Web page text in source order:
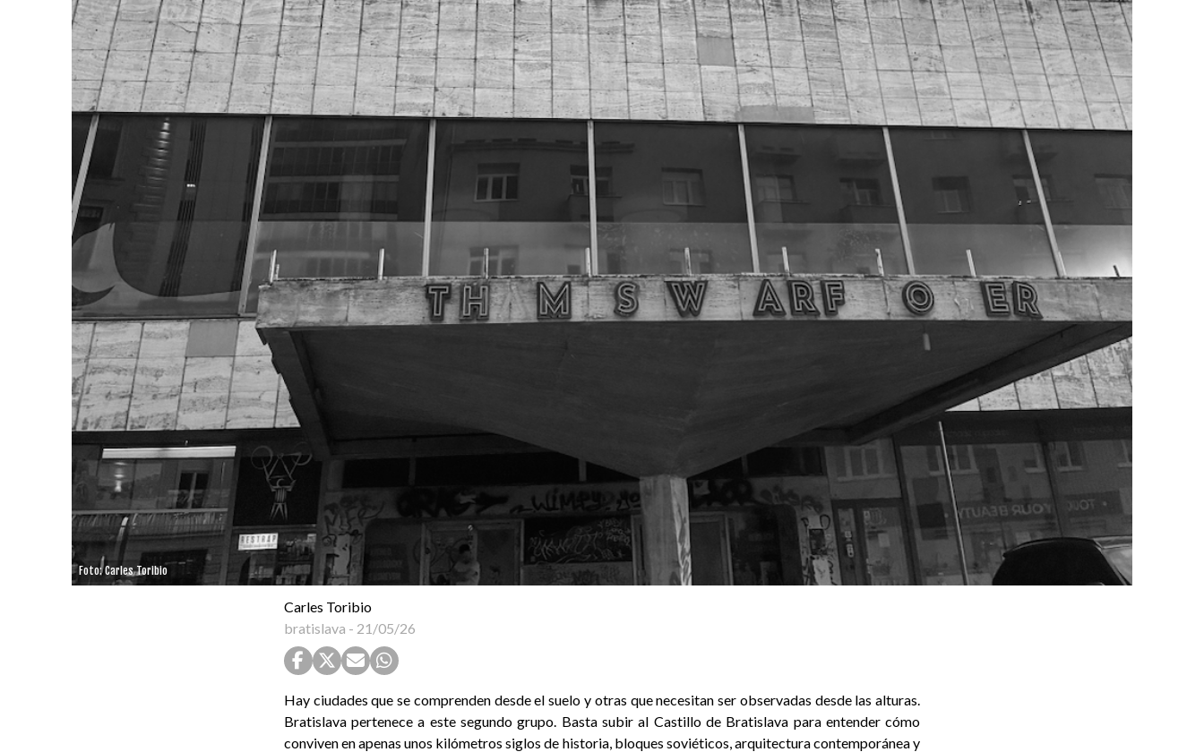
Foto: Carles Toribio
Carles Toribio
bratislava - 21/05/26
Hay ciudades que se comprenden desde el suelo y otras que necesitan ser observadas desde las alturas.
Bratislava pertenece a este segundo grupo. Basta subir al Castillo de Bratislava para entender cómo
conviven en apenas unos kilómetros siglos de historia, bloques soviéticos, arquitectura contemporánea y